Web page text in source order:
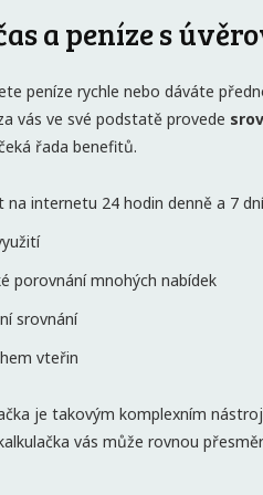
a peníze s
peníze rychle nebo dáváte
vás ve své podstatě provede
řada benefitů.
na internetu 24 hodin denně a 7
porovnání mnohých nabídek
srovnání
vteřin
je takovým komplexním
vás může rovnou